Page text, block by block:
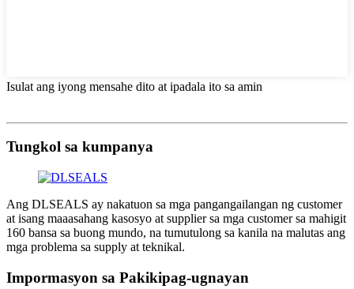
Isulat ang iyong mensahe dito at ipadala ito sa amin
Tungkol sa kumpanya
Ang DLSEALS ay nakatuon sa mga pangangailangan ng customer
at isang maaasahang kasosyo at supplier sa mga customer sa mahigit
160 bansa sa buong mundo, na tumutulong sa kanila na malutas ang
mga problema sa supply at teknikal.
Impormasyon sa Pakikipag-ugnayan